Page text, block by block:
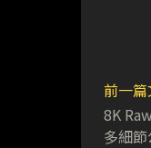
前一
8K
多細